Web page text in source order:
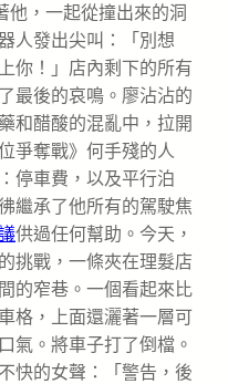
他，一起從撞出來的洞
人發出尖叫：「別想
你！」店內剩下的所有
最後的哀鳴。廖沾沾的
和醋酸的混亂中，拉開
爭奪戰》何手殘的人
停車費，以及平行泊
繼承了他所有的駕駛焦
供過任何幫助。今天，
挑戰，一條夾在理髮店
的窄巷。一個看起來比
格，上面還灑著一層可
氣。將車子打了倒檔。
快的女聲：「警告，後